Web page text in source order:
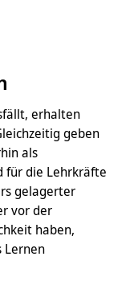
erhalten
geben
als
für die Lehrkräfte
gelagerter
vor der
haben,
Lernen